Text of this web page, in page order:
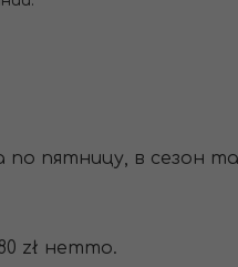
по пятницу, в сезон
zł нетто.